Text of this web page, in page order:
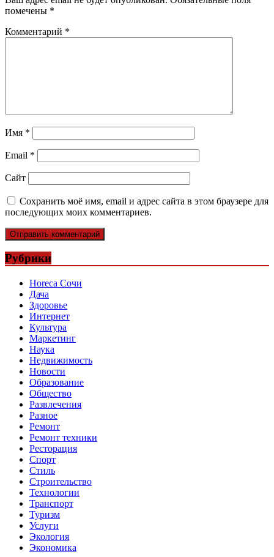
помечены *
Комментарий *
Имя *
Email *
Сайт
Сохранить моё имя, email и адрес сайта в этом браузере для
последующих моих комментариев.
Рубрики
Horeca Сочи
Дача
Здоровье
Интернет
Культура
Маркетинг
Наука
Недвижимость
Новости
Образование
Общество
Развлечения
Разное
Ремонт
Ремонт техники
Ресторация
Спорт
Стиль
Строительство
Технологии
Транспорт
Туризм
Услуги
Экология
Экономика